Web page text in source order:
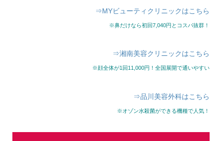
⇒MYビューティクリニックはこちら
※鼻だけなら初回7,040円とコスパ抜群！
⇒湘南美容クリニックはこちら
※顔全体が1回11,000円！全国展開で通いやすい
⇒品川美容外科はこちら
※オゾン水殺菌ができる機種で人気！